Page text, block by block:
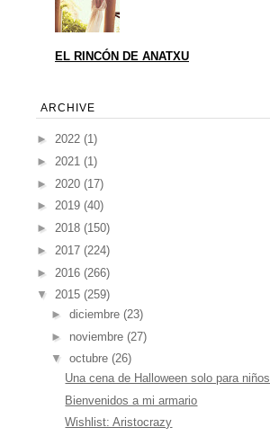
EL RINCÓN DE ANATXU
ARCHIVE
► 2022 (1)
► 2021 (1)
► 2020 (17)
► 2019 (40)
► 2018 (150)
► 2017 (224)
► 2016 (266)
▼ 2015 (259)
► diciembre (23)
► noviembre (27)
▼ octubre (26)
Una cena de Halloween solo para niños
Bienvenidos a mi armario
Wishlist: Aristocrazy